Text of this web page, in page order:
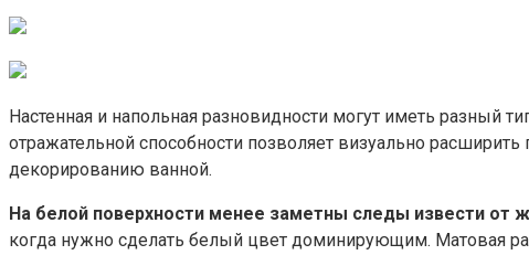
Настенная и напольная разновидности могут иметь разный
отражательной способности позволяет визуально
декорированию ванной.
На белой поверхности менее заметны следы извести от
когда нужно сделать белый цвет доминирующим. Матовая